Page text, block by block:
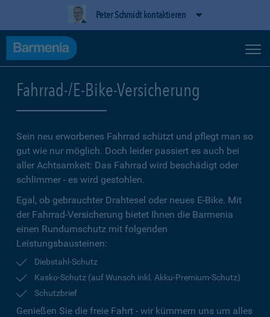
Peter Schmidt kontaktieren
Fahrrad-/E-Bike-Versicherung
Sein neu erworbenes Fahrrad schützt und pflegt man so
gut wie nur möglich. Doch leider passiert es auch bei
aller Achtsamkeit: Das Fahrrad wird beschädigt oder
schlimmer - es wird gestohlen.
Egal, ob gebrauchter Drahtesel oder neues E-Bike. Mit
der Fahrrad-Versicherung bietet Ihnen die Barmenia
einen Rundumschutz mit folgenden
Leistungsbausteinen:
Diebstahl-Schutz
Kasko-Schutz (auf Wunsch inkl. Akku-Premium-Schutz)
Schutzbrief
Genießen Sie die freie Fahrt - wir kümmern uns um alles